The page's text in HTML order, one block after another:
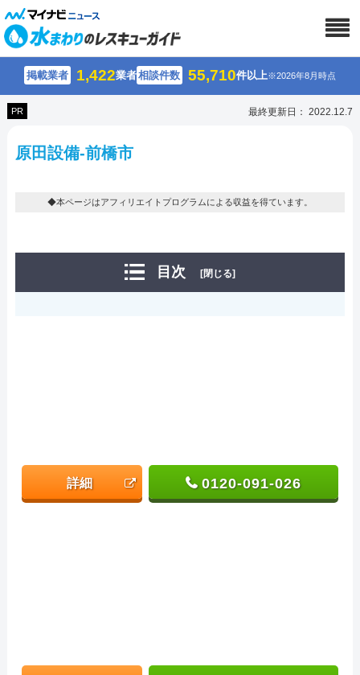
掲載業者 1,422業者相談件数 55,710件以上※2026年8月時点
PR 最終更新日： 2022.12.7
原田設備-前橋市
◆本ページはアフィリエイトプログラムによる収益を得ています。
目次 [閉じる]
詳細 0120-091-026